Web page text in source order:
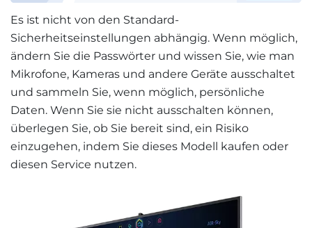
Es ist nicht von den Standard-
Sicherheitseinstellungen abhängig. Wenn möglich,
ändern Sie die Passwörter und wissen Sie, wie man
Mikrofone, Kameras und andere Geräte ausschaltet
und sammeln Sie, wenn möglich, persönliche
Daten. Wenn Sie sie nicht ausschalten können,
überlegen Sie, ob Sie bereit sind, ein Risiko
einzugehen, indem Sie dieses Modell kaufen oder
diesen Service nutzen.